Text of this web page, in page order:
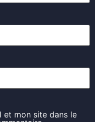
et mon site dans le